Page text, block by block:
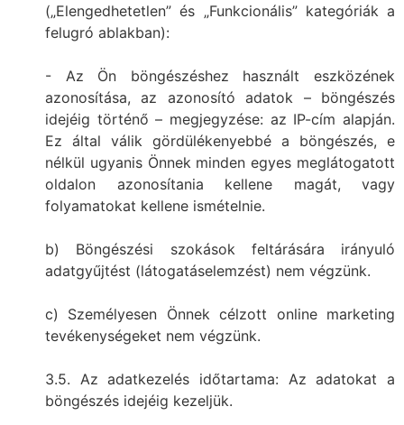
(„Elengedhetetlen” és „Funkcionális” kategóriák a
felugró ablakban):
- Az Ön böngészéshez használt eszközének
azonosítása, az azonosító adatok – böngészés
idejéig történő – megjegyzése: az IP-cím alapján.
Ez által válik gördülékenyebbé a böngészés, e
nélkül ugyanis Önnek minden egyes meglátogatott
oldalon azonosítania kellene magát, vagy
folyamatokat kellene ismételnie.
b) Böngészési szokások feltárására irányuló
adatgyűjtést (látogatáselemzést) nem végzünk.
c) Személyesen Önnek célzott online marketing
tevékenységeket nem végzünk.
3.5. Az adatkezelés időtartama: Az adatokat a
böngészés idejéig kezeljük.